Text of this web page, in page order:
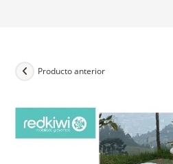
Producto anterior